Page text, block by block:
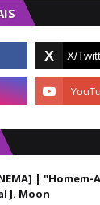
|
J. Moon